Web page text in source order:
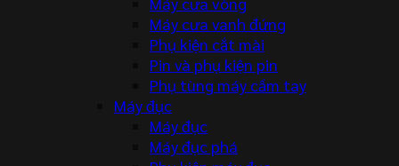
Máy cưa vanh đứng
Phụ kiện cắt mài
Pin và phụ kiện pin
Phụ tùng máy cầm tay
Máy đục
Máy đục
Máy đục phá